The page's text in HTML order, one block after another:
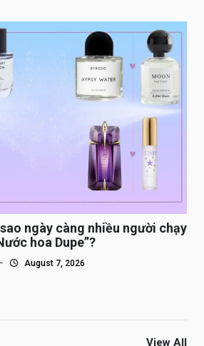
ngày càng nhiều người chạy
hoa Dupe”?
August 7, 2026
View All